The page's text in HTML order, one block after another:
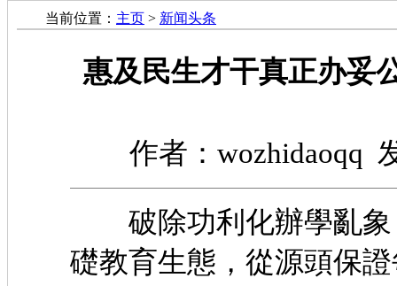
当前位置： 主页 > 新闻头条
惠及民生才干真正办妥
作者：wozhidaoqq
破除功利化辦學亂象
礎教育生態，從源頭保